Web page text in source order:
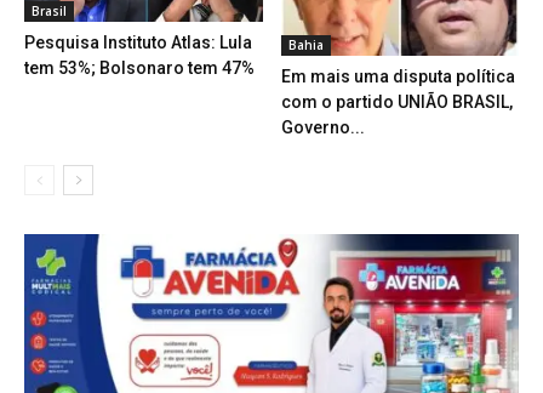
Brasil
Pesquisa Instituto Atlas: Lula
tem 53%; Bolsonaro tem 47%
Bahia
Em mais uma disputa política
com o partido UNIÃO BRASIL,
Governo...